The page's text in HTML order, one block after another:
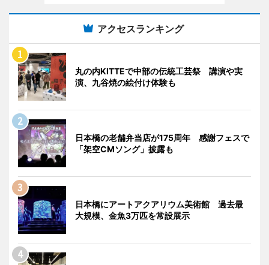
アクセスランキング
丸の内KITTEで中部の伝統工芸祭 講演や実
演、九谷焼の絵付け体験も
日本橋の老舗弁当店が175周年 感謝フェスで
「架空CMソング」披露も
日本橋にアートアクアリウム美術館 過去最
大規模、金魚3万匹を常設展示